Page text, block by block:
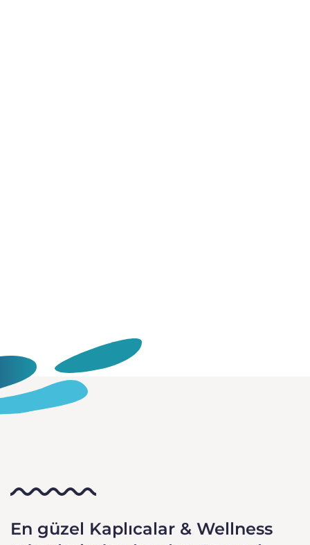
En güzel Kaplıcalar & Wellness